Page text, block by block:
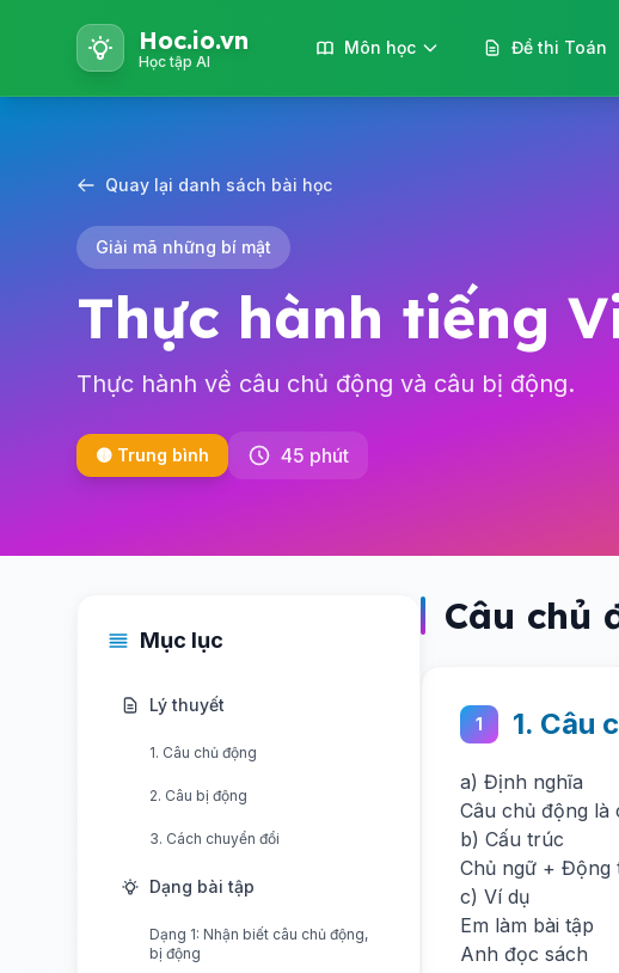
Hoc.io.vn
Học tập AI
Môn học Đề thi Toán
Quay lại danh sách bài học
Giải mã những bí mật
Thực hành tiếng
Thực hành về câu chủ động và câu bị động.
🟡 Trung bình 45 phút
Mục lục
Lý thuyết
1. Câu chủ động
2. Câu bị động
3. Cách chuyển đổi
Dạng bài tập
Dạng 1: Nhận biết câu chủ động,
bị động
Câu chủ
1 1. Câu
a) Định nghĩa
Câu chủ động là
b) Cấu trúc
Chủ ngữ + Động
c) Ví dụ
Em làm bài tập
Anh đọc sách